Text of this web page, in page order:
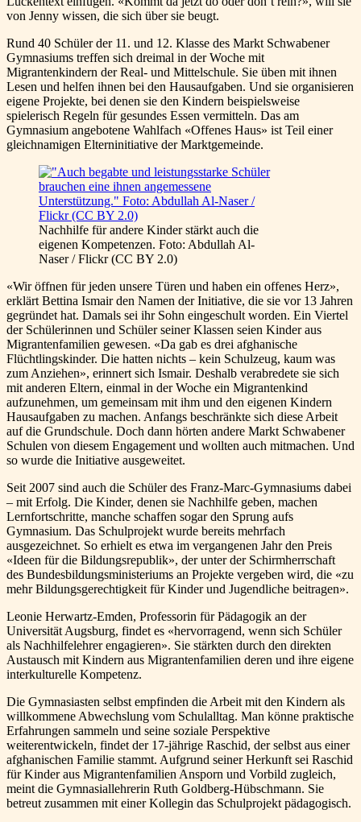
von Jenny wissen, die sich über sie beugt.
Rund 40 Schüler der 11. und 12. Klasse des Markt Schwabener
Gymnasiums treffen sich dreimal in der Woche mit
Migrantenkindern der Real- und Mittelschule. Sie üben mit ihnen
Lesen und helfen ihnen bei den Hausaufgaben. Und sie organisieren
eigene Projekte, bei denen sie den Kindern beispielsweise
spielerisch Regeln für gesundes Essen vermitteln. Das am
Gymnasium angebotene Wahlfach «Offenes Haus» ist Teil einer
gleichnamigen Elterninitiative der Marktgemeinde.
Nachhilfe für andere Kinder stärkt auch die
eigenen Kompetenzen. Foto: Abdullah Al-
Naser / Flickr (CC BY 2.0)
«Wir öffnen für jeden unsere Türen und haben ein offenes Herz»,
erklärt Bettina Ismair den Namen der Initiative, die sie vor 13 Jahren
gegründet hat. Damals sei ihr Sohn eingeschult worden. Ein Viertel
der Schülerinnen und Schüler seiner Klassen seien Kinder aus
Migrantenfamilien gewesen. «Da gab es drei afghanische
Flüchtlingskinder. Die hatten nichts – kein Schulzeug, kaum was
zum Anziehen», erinnert sich Ismair. Deshalb verabredete sie sich
mit anderen Eltern, einmal in der Woche ein Migrantenkind
aufzunehmen, um gemeinsam mit ihm und den eigenen Kindern
Hausaufgaben zu machen. Anfangs beschränkte sich diese Arbeit
auf die Grundschule. Doch dann hörten andere Markt Schwabener
Schulen von diesem Engagement und wollten auch mitmachen. Und
so wurde die Initiative ausgeweitet.
Seit 2007 sind auch die Schüler des Franz-Marc-Gymnasiums dabei
– mit Erfolg. Die Kinder, denen sie Nachhilfe geben, machen
Lernfortschritte, manche schaffen sogar den Sprung aufs
Gymnasium. Das Schulprojekt wurde bereits mehrfach
ausgezeichnet. So erhielt es etwa im vergangenen Jahr den Preis
«Ideen für die Bildungsrepublik», der unter der Schirmherrschaft
des Bundesbildungsministeriums an Projekte vergeben wird, die «zu
mehr Bildungsgerechtigkeit für Kinder und Jugendliche beitragen».
Leonie Herwartz-Emden, Professorin für Pädagogik an der
Universität Augsburg, findet es «hervorragend, wenn sich Schüler
als Nachhilfelehrer engagieren». Sie stärkten durch den direkten
Austausch mit Kindern aus Migrantenfamilien deren und ihre eigene
interkulturelle Kompetenz.
Die Gymnasiasten selbst empfinden die Arbeit mit den Kindern als
willkommene Abwechslung vom Schulalltag. Man könne praktische
Erfahrungen sammeln und seine soziale Perspektive
weiterentwickeln, findet der 17-jährige Raschid, der selbst aus einer
afghanischen Familie stammt. Aufgrund seiner Herkunft sei Raschid
für Kinder aus Migrantenfamilien Ansporn und Vorbild zugleich,
meint die Gymnasiallehrerin Ruth Goldberg-Hübschmann. Sie
betreut zusammen mit einer Kollegin das Schulprojekt pädagogisch.